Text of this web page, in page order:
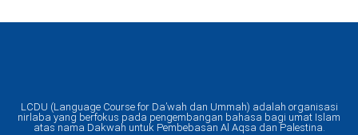
LCDU (Language Course for Da’wah dan Ummah) adalah organisasi
nirlaba yang berfokus pada pengembangan bahasa bagi umat Islam
atas nama Dakwah untuk Pembebasan Al Aqsa dan Palestina.